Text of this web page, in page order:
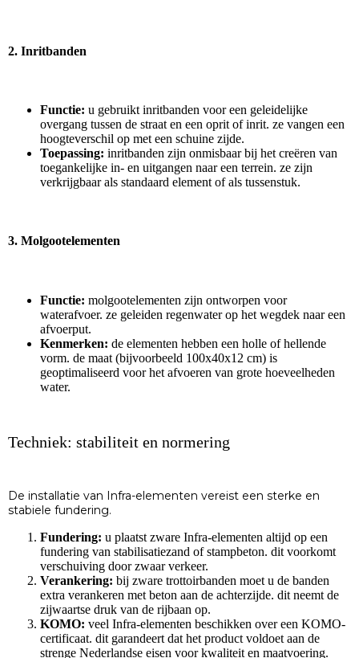
2. Inritbanden
Functie: u gebruikt inritbanden voor een geleidelijke
overgang tussen de straat en een oprit of inrit. ze vangen een
hoogteverschil op met een schuine zijde.
Toepassing: inritbanden zijn onmisbaar bij het creëren van
toegankelijke in- en uitgangen naar een terrein. ze zijn
verkrijgbaar als standaard element of als tussenstuk.
3. Molgootelementen
Functie: molgootelementen zijn ontworpen voor
waterafvoer. ze geleiden regenwater op het wegdek naar een
afvoerput.
Kenmerken: de elementen hebben een holle of hellende
vorm. de maat (bijvoorbeeld 100x40x12 cm) is
geoptimaliseerd voor het afvoeren van grote hoeveelheden
water.
Techniek: stabiliteit en normering
De installatie van Infra-elementen vereist een sterke en
stabiele fundering.
Fundering: u plaatst zware Infra-elementen altijd op een
fundering van stabilisatiezand of stampbeton. dit voorkomt
verschuiving door zwaar verkeer.
Verankering: bij zware trottoirbanden moet u de banden
extra verankeren met beton aan de achterzijde. dit neemt de
zijwaartse druk van de rijbaan op.
KOMO: veel Infra-elementen beschikken over een KOMO-
certificaat. dit garandeert dat het product voldoet aan de
strenge Nederlandse eisen voor kwaliteit en maatvoering.